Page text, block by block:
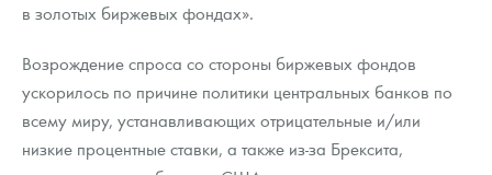
в золотых биржевых фондах».
Возрождение спроса со стороны биржевых фондов
ускорилось по причине политики центральных банков по
всему миру, устанавливающих отрицательные и/или
низкие процентные ставки, а также из-за Брексита,